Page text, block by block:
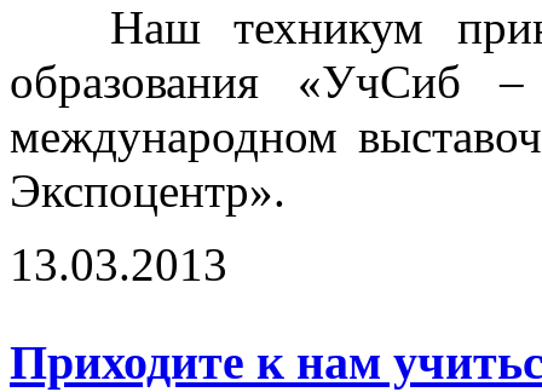
Наш техникум
образования «УчСиб
международном
Экспоцентр».
13.03.2013
Приходите к нам